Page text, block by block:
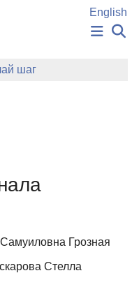
English
шаг
Грозная
Стелла